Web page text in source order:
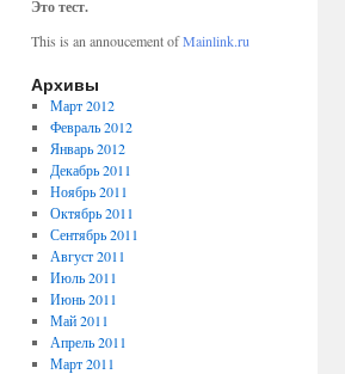
Это тест.
This is an annoucement ofMainlink.ru
Архивы
Март 2012
Февраль 2012
Январь 2012
Декабрь 2011
Ноябрь 2011
Октябрь 2011
Сентябрь 2011
Август 2011
Июль 2011
Июнь 2011
Май 2011
Апрель 2011
Март 2011